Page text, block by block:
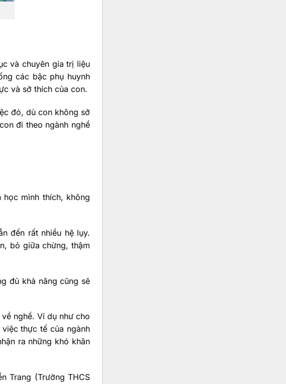
và chuyên gia trị liệu
các bậc phụ huynh
và sở thích của con.
đó, dù con không sở
đi theo ngành nghề
mình thích, không
đến rất nhiều hệ lụy.
bỏ giữa chừng, thậm
đủ khả năng cũng sẽ
nghề. Ví dụ như cho
thực tế của ngành
ra những khó khăn
Trang (Trường THCS